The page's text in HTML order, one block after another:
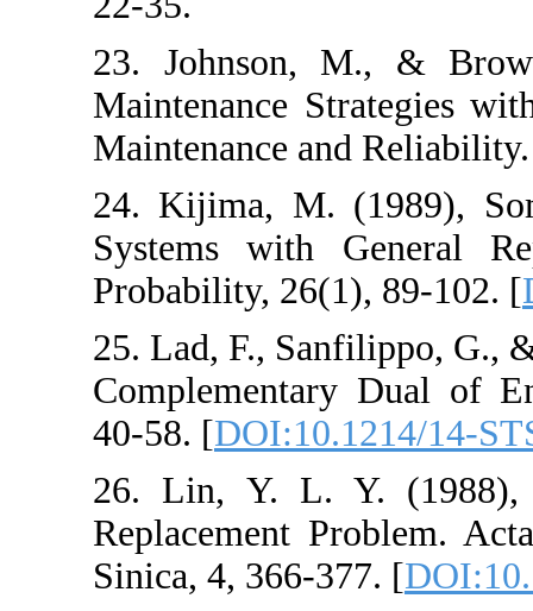
23. Johnson,
Maintenance
Maintenance and
24. Kijima, M.
Systems with
Probability,
25. Lad, F.,
Complementary
40-58. [
26. Lin, Y. L. Y.
Replacement
Sinica, 4, 366-